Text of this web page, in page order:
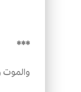
***
والموت